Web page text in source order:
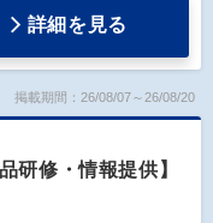
詳細を見る
掲載期間：26/08/07～26/08/20
研修・情報提供】